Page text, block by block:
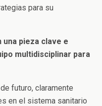
para su
pieza clave e
multidisciplinar para
futuro, claramente
en el sistema sanitario